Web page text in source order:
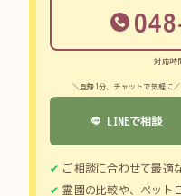
対応時
＼登録1分、チャットで気軽に／
LINEで相談
ご相談に合わせて最適
霊園の比較や、ペット